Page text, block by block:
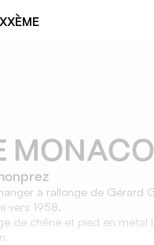
MONACO
à rallonge de Gérard
vers 1958.
de chêne et pied en métal